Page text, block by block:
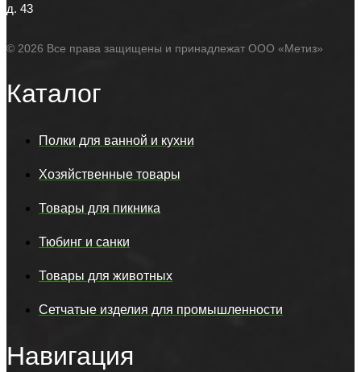
д. 43
© 2026 Все права защищены и принадлежат ООО «Метиз»
Каталог
Полки для ванной и кухни
Хозяйственные товары
Товары для пикника
Тюбинг и санки
Товары для животных
Сетчатые изделия для промышленности
Навигация